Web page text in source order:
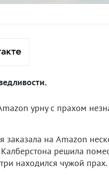
урну с прахом
на Amazon
решила
находился чужой прах.